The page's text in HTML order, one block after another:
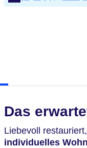
Das
Liebevoll
individuelles